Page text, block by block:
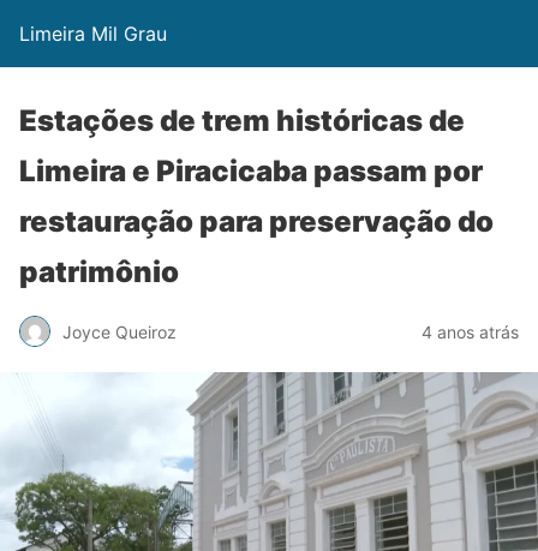
Limeira Mil Grau
Estações de trem históricas de
Limeira e Piracicaba passam por
restauração para preservação do
patrimônio
Joyce Queiroz 4 anos atrás